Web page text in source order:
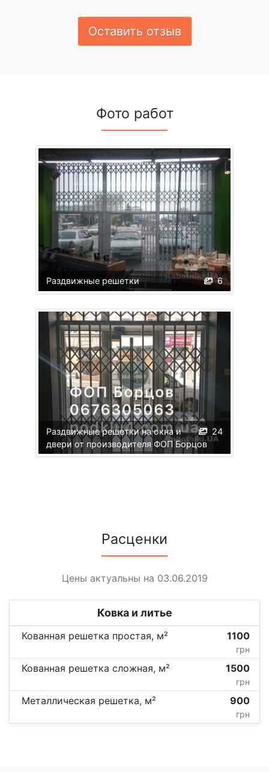
Оставить отзыв
Фото работ
6
Раздвижные решетки
24
Раздвижные решетки на окна и
двери от производителя ФОП Борцов
Расценки
Цены актуальны на 03.06.2019
Ковка и литье
Кованная решетка простая, м² 1100
грн
Кованная решетка сложная, м² 1500
грн
Металлическая решетка, м² 900
грн